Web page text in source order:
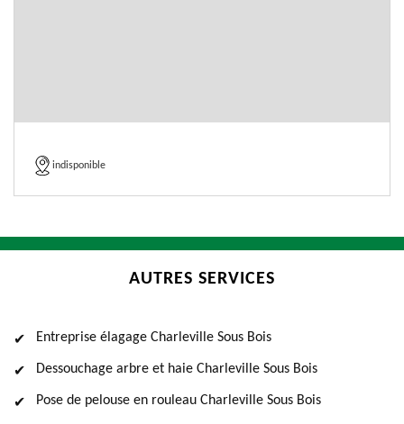
indisponible
AUTRES SERVICES
Entreprise élagage Charleville Sous Bois
Dessouchage arbre et haie Charleville Sous Bois
Pose de pelouse en rouleau Charleville Sous Bois